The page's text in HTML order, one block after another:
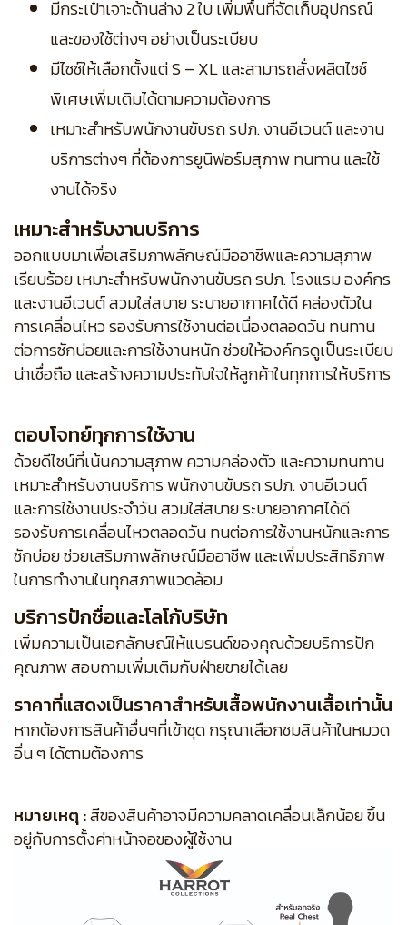
มีกระเป๋าเจาะด้านล่าง 2 ใบ เพิ่มพื้นที่จัดเก็บอุปกรณ์
และของใช้ต่างๆ อย่างเป็นระเบียบ
มีไซซ์ให้เลือกตั้งแต่ S – XL และสามารถสั่งผลิตไซซ์
พิเศษเพิ่มเติมได้ตามความต้องการ
เหมาะสำหรับพนักงานขับรถ รปภ. งานอีเวนต์ และงาน
บริการต่างๆ ที่ต้องการยูนิฟอร์มสุภาพ ทนทาน และใช้
งานได้จริง
เหมาะสำหรับงานบริการ
ออกแบบมาเพื่อเสริมภาพลักษณ์มืออาชีพและความสุภาพ
เรียบร้อย เหมาะสำหรับพนักงานขับรถ รปภ. โรงแรม องค์กร
และงานอีเวนต์ สวมใส่สบาย ระบายอากาศได้ดี คล่องตัวใน
การเคลื่อนไหว รองรับการใช้งานต่อเนื่องตลอดวัน ทนทาน
ต่อการซักบ่อยและการใช้งานหนัก ช่วยให้องค์กรดูเป็นระเบียบ
น่าเชื่อถือ และสร้างความประทับใจให้ลูกค้าในทุกการให้บริการ
ตอบโจทย์ทุกการใช้งาน
ด้วยดีไซน์ที่เน้นความสุภาพ ความคล่องตัว และความทนทาน
เหมาะสำหรับงานบริการ พนักงานขับรถ รปภ. งานอีเวนต์
และการใช้งานประจำวัน สวมใส่สบาย ระบายอากาศได้ดี
รองรับการเคลื่อนไหวตลอดวัน ทนต่อการใช้งานหนักและการ
ซักบ่อย ช่วยเสริมภาพลักษณ์มืออาชีพ และเพิ่มประสิทธิภาพ
ในการทำงานในทุกสภาพแวดล้อม
บริการปักชื่อและโลโก้บริษัท
เพิ่มความเป็นเอกลักษณ์ให้แบรนด์ของคุณด้วยบริการปัก
คุณภาพ สอบถามเพิ่มเติมกับฝ่ายขายได้เลย
ราคาที่แสดงเป็นราคาสำหรับเสื้อพนักงานเสื้อเท่านั้น
หากต้องการสินค้าอื่นๆที่เข้าชุด กรุณาเลือกชมสินค้าในหมวด
อื่น ๆ ได้ตามต้องการ
หมายเหตุ :สีของสินค้าอาจมีความคลาดเคลื่อนเล็กน้อย ขึ้น
อยู่กับการตั้งค่าหน้าจอของผู้ใช้งาน